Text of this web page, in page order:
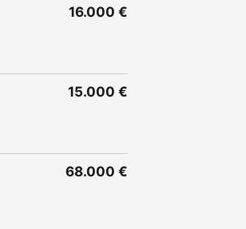
16.000 €
15.000 €
68.000 €